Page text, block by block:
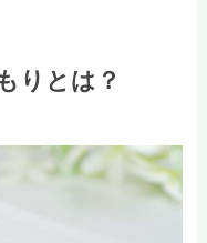
りとは？